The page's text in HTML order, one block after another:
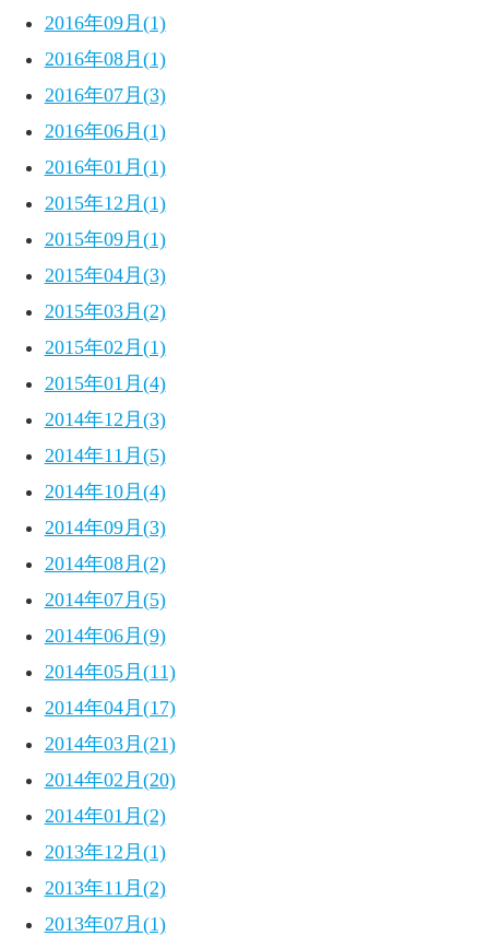
2016年09月(1)
2016年08月(1)
2016年07月(3)
2016年06月(1)
2016年01月(1)
2015年12月(1)
2015年09月(1)
2015年04月(3)
2015年03月(2)
2015年02月(1)
2015年01月(4)
2014年12月(3)
2014年11月(5)
2014年10月(4)
2014年09月(3)
2014年08月(2)
2014年07月(5)
2014年06月(9)
2014年05月(11)
2014年04月(17)
2014年03月(21)
2014年02月(20)
2014年01月(2)
2013年12月(1)
2013年11月(2)
2013年07月(1)